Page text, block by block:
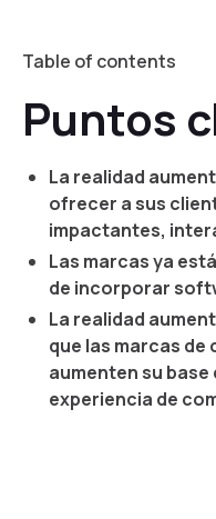
Table of contents
Puntos
La realidad
ofrecer a sus
impactantes,
Las marcas ya
de incorporar
La realidad
que las marcas
aumenten su
experiencia de